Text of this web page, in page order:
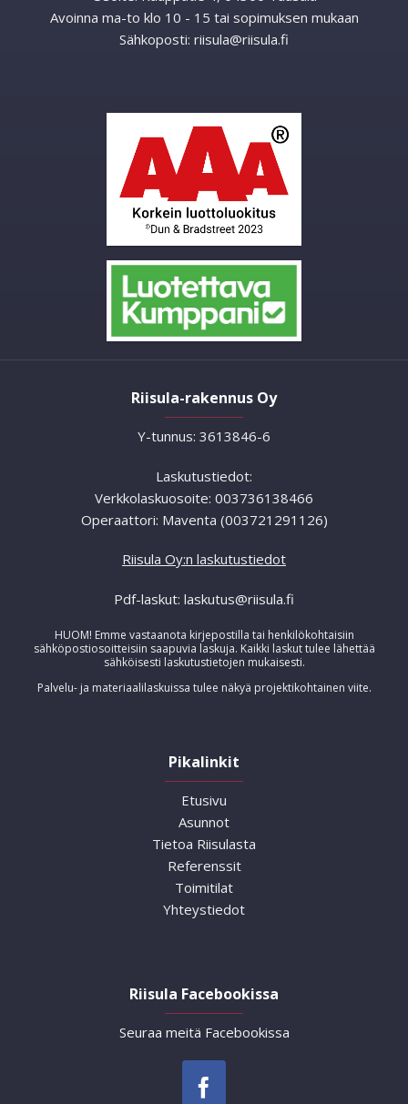
Avoinna ma-to klo 10 - 15 tai sopimuksen mukaan
Sähkoposti: riisula@riisula.fi
Riisula-rakennus Oy
Y-tunnus: 3613846-6
Laskutustiedot:
Verkkolaskuosoite: 003736138466
Operaattori: Maventa (003721291126)
Riisula Oy:n laskutustiedot
Pdf-laskut: laskutus@riisula.fi
HUOM! Emme vastaanota kirjepostilla tai henkilökohtaisiin
sähköpostiosoitteisiin saapuvia laskuja. Kaikki laskut tulee lähettää
sähköisesti laskutustietojen mukaisesti.
Palvelu- ja materiaalilaskuissa tulee näkyä projektikohtainen viite.
Pikalinkit
Etusivu
Asunnot
Tietoa Riisulasta
Referenssit
Toimitilat
Yhteystiedot
Riisula Facebookissa
Seuraa meitä Facebookissa